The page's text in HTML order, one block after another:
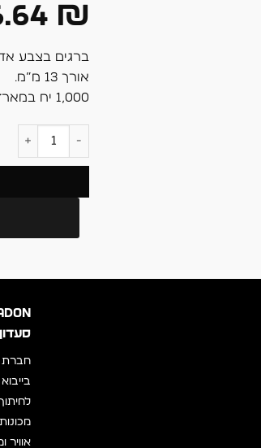
₪
ברגים בצבע
אורך 13 מ”מ.
1,000 יח במארז
כמות של ברגים
סעדון
חברת
אוויר